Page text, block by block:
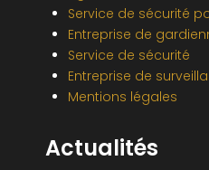
Service de sécurité
Entreprise de
Service de sécurité
Entreprise de
Mentions légales
Actualités